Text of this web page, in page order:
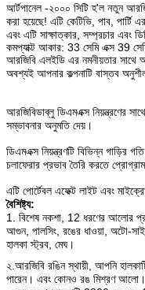
আর্টপানেল -২০০০ সিটি হ'ল নতুন
করা হয়েছে! এটি কেটিভি, পাব, পার্টি
এবং এটি সাক্ষাত্কার, সম্প্রচার এবং
কমপ্যাক্ট আকার: 33 সেমি এক্স 39
আরজিবি এলইডি এর নমনীয়তার সাথে
অবশ্যই আপনার কল্পনাটি বাস্তব
আরজিবিডাব্লু ডিএমএক্স নিয়ন্ত্রণের
সম্ভাবনার অনুমতি দেয়।
ডিএমএক্স নিয়ন্ত্রণটি বিভিন্ন গাড়ির
চলাফেরার প্রভাব তৈরি করতে
এটি পোর্টেবল এফেক্ট লাইট এবং
বৈশিষ্ট্য:
1. বিশেষ নকশা, 12 ধরণের আলোর
আগুন, পালসিং, রঙের ধাওয়া, অটো-
হালকা স্ট্রব, মেঘ।
২.আরজিবি রঙিন স্থায়ী, আপনি
পারেন। এবং কোনও রঙ মিশ্রণ আলো।